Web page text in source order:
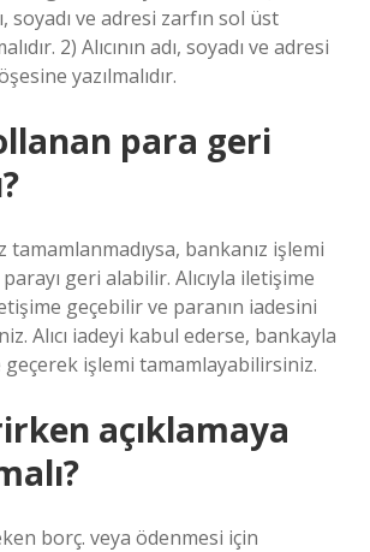
soyadı ve adresi zarfın sol üst
2) Alıcının adı, soyadı ve adresi
yazılmalıdır.
para geri
bankanız işlemi
geri alabilir. Alıcıyla iletişime
geçebilir ve paranın iadesini
Alıcı iadeyi kabul ederse, bankayla
işlemi tamamlayabilirsiniz.
açıklamaya
borç. veya ödenmesi için